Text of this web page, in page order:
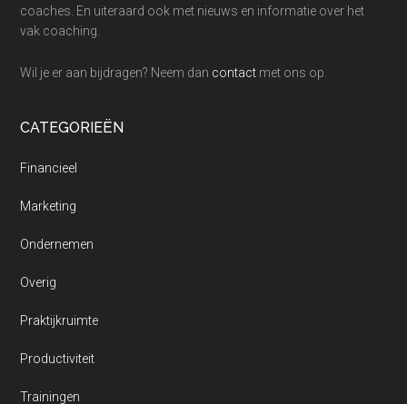
coaches. En uiteraard ook met nieuws en informatie over het
vak coaching.
Wil je er aan bijdragen? Neem dan contact met ons op.
CATEGORIEËN
Financieel
Marketing
Ondernemen
Overig
Praktijkruimte
Productiviteit
Trainingen